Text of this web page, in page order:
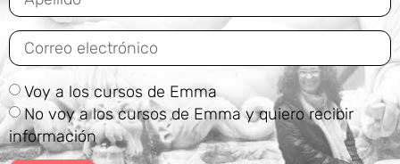
Voy a los cursos de Emma
No voy a los cursos de Emma y quiero recibir
información